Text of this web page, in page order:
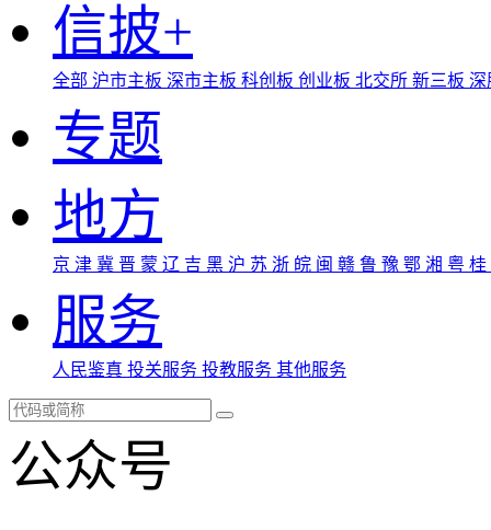
信披+
全部 沪市主板 深市主板 科创板 创业板 北交所 新三板
专题
地方
京 津 冀 晋 蒙 辽 吉 黑 沪 苏 浙 皖 闽 赣 鲁 豫 鄂 湘 粤 桂
服务
人民鉴真 投关服务 投教服务 其他服务
公众号